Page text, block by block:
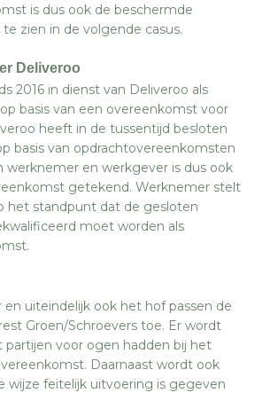
is dus ook de beschermde
zien in de volgende casus.
Deliveroo
2016 in dienst van Deliveroo als
basis van een overeenkomst voor
heeft in de tussentijd besloten
basis van opdrachtovereenkomsten
werknemer en werkgever is dus ook
getekend. Werknemer stelt
het standpunt dat de gesloten
moet worden als
uiteindelijk ook het hof passen de
Groen/Schroevers toe. Er wordt
partijen voor ogen hadden bij het
Daarnaast wordt ook
wijze feitelijk uitvoering is gegeven